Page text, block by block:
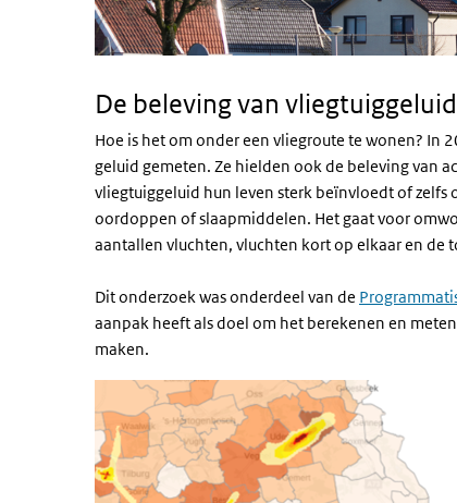
De beleving van vliegtuiggeluid
Hoe is het om onder een vliegroute te wonen? In
geluid gemeten. Ze hielden ook de beleving van
vliegtuiggeluid hun leven sterk beïnvloedt of zelfs
oordoppen of slaapmiddelen. Het gaat voor
aantallen vluchten, vluchten kort op elkaar en de
Dit onderzoek was onderdeel van de
aanpak heeft als doel om het berekenen en
maken.